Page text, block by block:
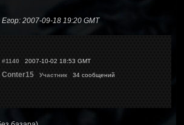
2007-09-18 19:20 GMT
#1140 2007-10-02 18:53 GMT
Conter15 Участник 34 сообщений